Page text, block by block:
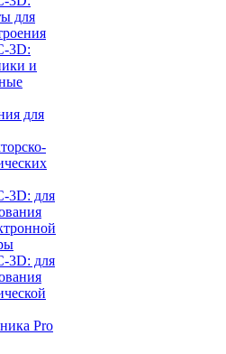
для
3D:
и
для
для
для
Pro